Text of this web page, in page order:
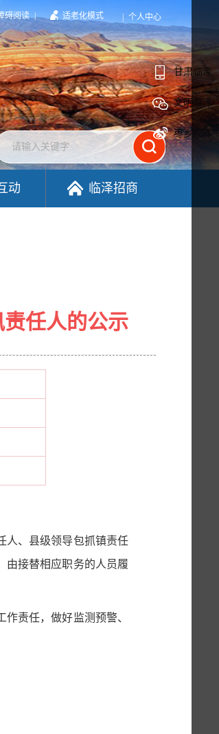
碍阅读 | 适老化模式 个人中心
动 临泽招商
任人的公示
人、县级领导包抓镇责任
由接替相应职务的人员履
作责任，做好监测预警、
甘肃临泽
文明临泽
枣乡临泽